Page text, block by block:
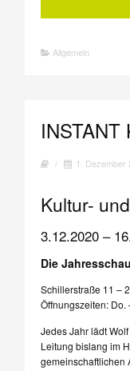
Allgemein
INSTANT
/ 1. Dezember
Kultur-
3.12.2020 –
Die
Schillerstraße 11 –
Öffnungszeiten:
Jedes Jahr lädt
Leitung bislang im
gemeinschaftlichen